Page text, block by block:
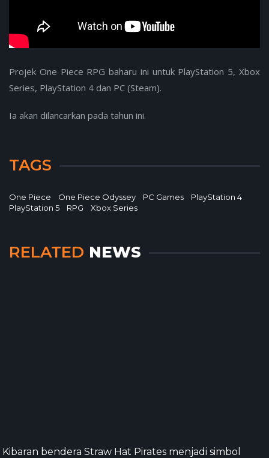
Projek One Piece RPG baharu ini untuk PlayStation 5, Xbox
Series, PlayStation 4 dan PC (Steam).
Ia akan dilancarkan pada tahun ini.
TAGS
One Piece One Piece Odyssey PC Games
PlayStation 4
PlayStation 5
RPG Xbox Series
RELATED NEWS
Kibaran bendera Straw Hat Pirates menjadi simbol